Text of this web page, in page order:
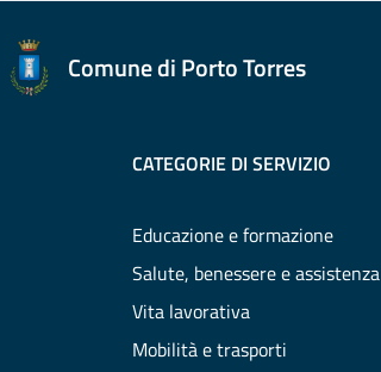
Comune di Porto Torres
CATEGORIE DI SERVIZIO
Educazione e formazione
Salute, benessere e assistenza
Vita lavorativa
Mobilità e trasporti